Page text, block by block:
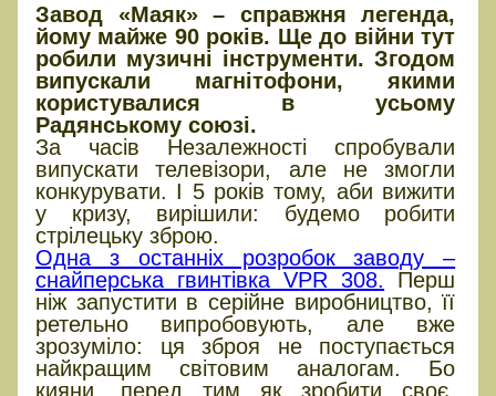
Завод «Маяк» – справжня легенда,
йому майже 90 років. Ще до війни тут
робили музичні інструменти. Згодом
випускали магнітофони, якими
користувалися в усьому
Радянському союзі.
За часів Незалежності спробували
випускати телевізори, але не змогли
конкурувати. І 5 років тому, аби вижити
у кризу, вирішили: будемо робити
стрілецьку зброю.
Одна з останніх розробок заводу –
снайперська гвинтівка VPR 308. Перш
ніж запустити в серійне виробництво, її
ретельно випробовують, але вже
зрозуміло: ця зброя не поступається
найкращим світовим аналогам. Бо
кияни, перед тим як зробити своє,